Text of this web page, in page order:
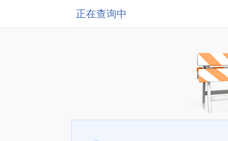
正在查询中